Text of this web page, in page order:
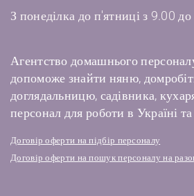
З понеділка до п'ятниці з 9.00
Агентство домашнього
допоможе знайти няню,
доглядальницю, садівника,
персонал для роботи в Україні
Договір оферти на підбір персоналу
Договір оферти на пошук персоналу на